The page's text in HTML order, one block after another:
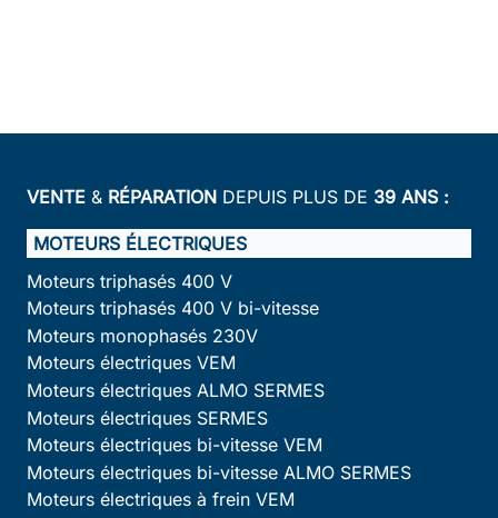
VENTE & RÉPARATION DEPUIS PLUS DE 39 ANS :
MOTEURS ÉLECTRIQUES
Moteurs triphasés 400 V
Moteurs triphasés 400 V bi-vitesse
Moteurs monophasés 230V
Moteurs électriques VEM
Moteurs électriques ALMO SERMES
Moteurs électriques SERMES
Moteurs électriques bi-vitesse VEM
Moteurs électriques bi-vitesse ALMO SERMES
Moteurs électriques à frein VEM